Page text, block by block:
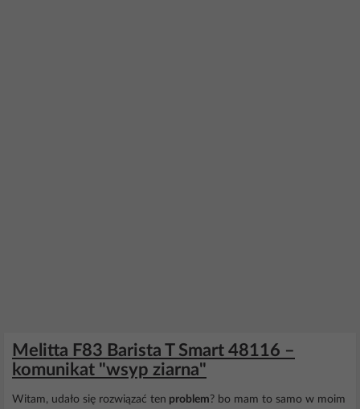
Melitta F83 Barista T Smart 48116 –
komunikat "wsyp ziarna"
Witam, udało się rozwiązać ten problem? bo mam to samo w moim